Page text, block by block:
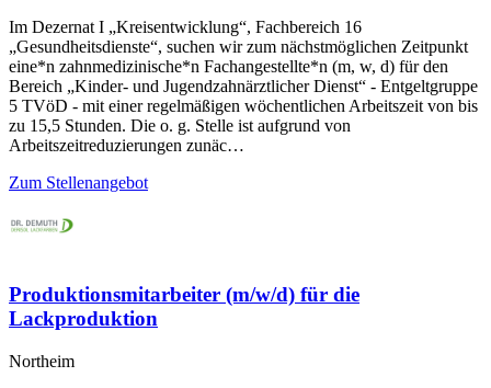
Im Dezernat I „Kreisentwicklung“, Fachbereich 16
„Gesundheitsdienste“, suchen wir zum nächstmöglichen Zeitpunkt
eine*n zahnmedizinische*n Fachangestellte*n (m, w, d) für den
Bereich „Kinder- und Jugendzahnärztlicher Dienst“ - Entgeltgruppe
5 TVöD - mit einer regelmäßigen wöchentlichen Arbeitszeit von bis
zu 15,5 Stunden. Die o. g. Stelle ist aufgrund von
Arbeitszeitreduzierungen zunäc…
Zum Stellenangebot
Produktionsmitarbeiter (m/w/d) für die
Lackproduktion
Northeim